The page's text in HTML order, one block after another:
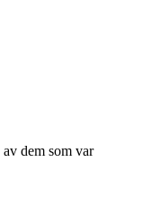
dem som var